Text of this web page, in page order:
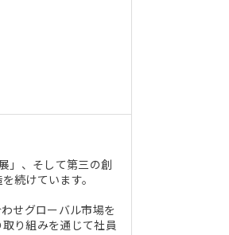
」、そして第三の創
続けています。
せグローバル市場を
り組みを通じて社員